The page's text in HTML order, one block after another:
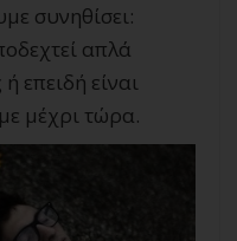
συνηθίσει:
απλά
επειδή είναι
μέχρι τώρα.